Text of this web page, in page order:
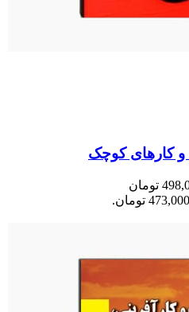
و‌ کارهای کوچک
قیمت اصلی: 498,000 تومان